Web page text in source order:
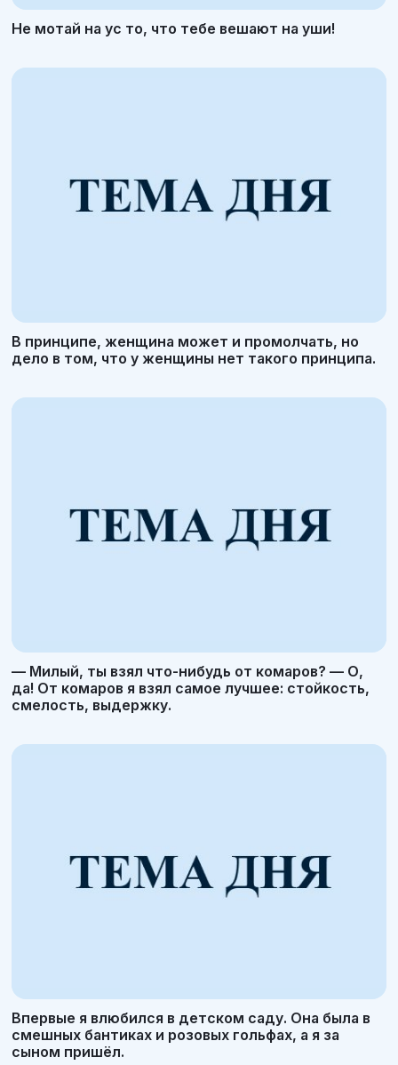
Не мотай на ус то, что тебе вешают на уши!
В принципе, женщина может и промолчать, но
дело в том, что у женщины нет такого принципа.
— Милый, ты взял что-нибудь от комаров? — О,
да! От комаров я взял самое лучшее: стойкость,
смелость, выдержку.
Впервые я влюбился в детском саду. Она была в
смешных бантиках и розовых гольфах, а я за
сыном пришёл.